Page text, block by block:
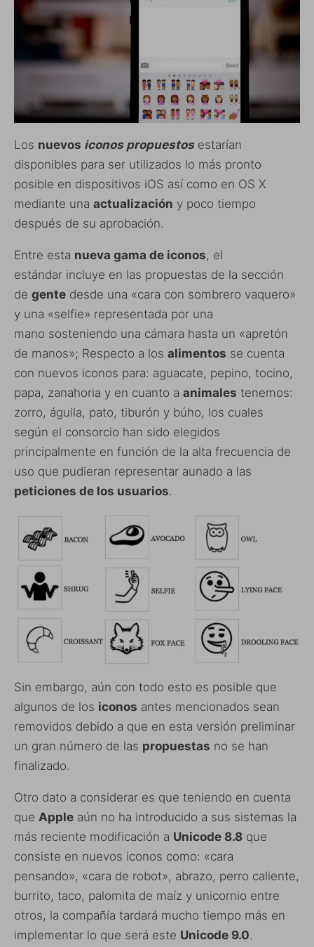
Los nuevos iconos propuestosestarían
disponibles para ser utilizados lo más pronto
posible en dispositivos iOS así como en OS X
mediante una actualización y poco tiempo
después de su aprobación.
Entre esta nueva gama de iconos, el
estándar incluye en las propuestas de la sección
de gente desde una «cara con sombrero vaquero»
y una «selfie» representada por una
mano sosteniendo una cámara hasta un «apretón
de manos»; Respecto a los alimentos se cuenta
con nuevos iconos para: aguacate, pepino, tocino,
papa, zanahoria y en cuanto a animales tenemos:
zorro, águila, pato, tiburón y búho, los cuales
según el consorcio han sido elegidos
principalmente en función de la alta frecuencia de
uso que pudieran representar aunado a las
peticiones de los usuarios.
Sin embargo, aún con todo esto es posible que
algunos de los iconos antes mencionados sean
removidos debido a que en esta versión preliminar
un gran número de las propuestas no se han
finalizado.
Otro dato a considerar es que teniendo en cuenta
que Apple aún no ha introducido a sus sistemas la
más reciente modificación a Unicode 8.8 que
consiste en nuevos iconos como: «cara
pensando», «cara de robot», abrazo, perro caliente,
burrito, taco, palomita de maíz y unicornio entre
otros, la compañía tardará mucho tiempo más en
implementar lo que será este Unicode 9.0.